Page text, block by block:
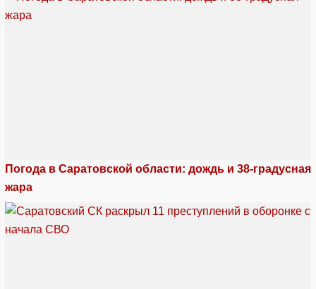
Погода в Саратовской области: дождь и 38-градусная
жара